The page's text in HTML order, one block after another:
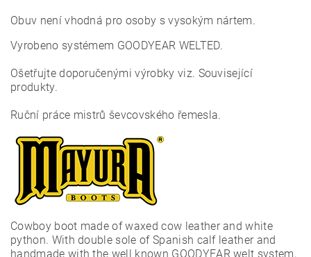
Obuv není vhodná pro osoby s vysokým nártem.
Vyrobeno systémem GOODYEAR WELTED.
Ošetřujte doporučenými výrobky viz. Související
produkty.
Ruční práce mistrů ševcovského řemesla.
Cowboy boot made of waxed cow leather and white
python. With double sole of Spanish calf leather and
handmade with the well known GOODYEAR welt system,